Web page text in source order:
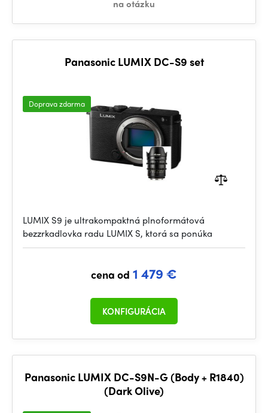
na otázku
Panasonic LUMIX DC-S9 set
Doprava zdarma
LUMIX S9 je ultrakompaktná plnoformátová
bezzrkadlovka radu LUMIX S, ktorá sa ponúka
cena od 1 479 €
KONFIGURÁCIA
Panasonic LUMIX DC-S9N-G (Body + R1840)
(Dark Olive)